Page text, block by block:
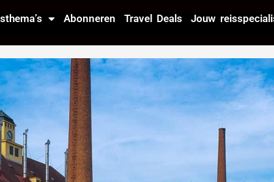
Abonneren Travel Deals
Jouw